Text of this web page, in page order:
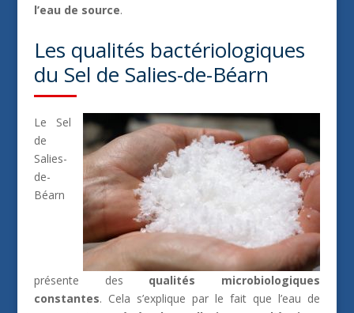
l’eau de source.
Les qualités bactériologiques
du Sel de Salies-de-Béarn
Le Sel
de
Salies-
de-
Béarn
présente des qualités microbiologiques
constantes. Cela s’explique par le fait que l’eau de